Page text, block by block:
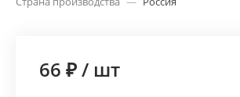
66 ₽/ шт